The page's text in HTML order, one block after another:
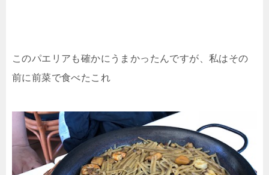
このパエリアも確かにうまかったんですが、私はその
前に前菜で食べたこれ